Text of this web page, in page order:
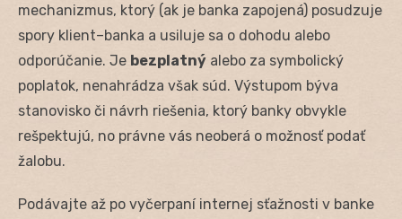
mechanizmus, ktorý (ak je banka zapojená) posudzuje
spory klient–banka a usiluje sa o dohodu alebo
odporúčanie. Je bezplatný alebo za symbolický
poplatok, nenahrádza však súd. Výstupom býva
stanovisko či návrh riešenia, ktorý banky obvykle
rešpektujú, no právne vás neoberá o možnosť podať
žalobu.
Podávajte až po vyčerpaní internej sťažnosti v banke